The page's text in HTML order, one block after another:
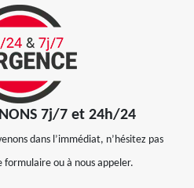
7j/7 et 24h/24
dans l’immédiat, n’hésitez pas
formulaire ou à nous appeler.